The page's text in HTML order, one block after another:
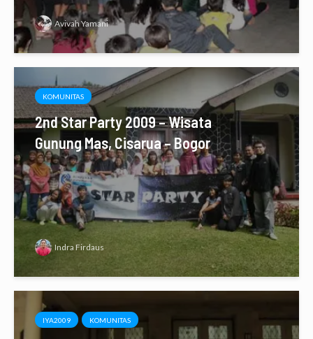
Avivah Yamani
KOMUNITAS
2nd Star Party 2009 – Wisata
Gunung Mas, Cisarua – Bogor
Indra Firdaus
IYA2009 KOMUNITAS